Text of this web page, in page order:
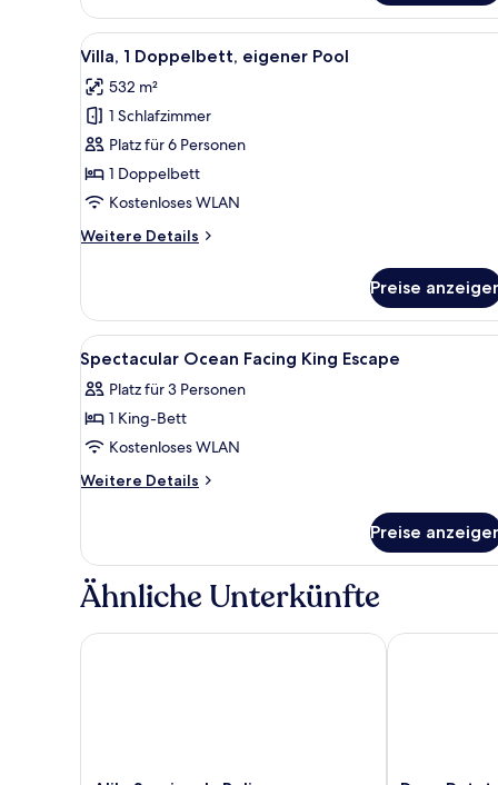
1
Doppelbett,
Balkon,
Alle
Fotos
für
Villa,
1
Doppelbett,
eigener
anzeigen
Ein moderner
9
Villa, 1 Doppelbett, eigener Pool
532 m²
1 Schlafzimmer
Platz für 6 Personen
1 Doppelbett
Kostenloses WLAN
Weitere Details
Weitere
1
Doppelbett,
eigener
Pool
Preise
Alle
Fotos
für
Spectacular
Ocean
Facing
anzeigen
Bettwäsche aus ägyptischer
6
Spectacular Ocean Facing King Escape
Platz für 3 Personen
1 King-Bett
Kostenloses WLAN
Weitere Details
Weitere
Ocean
Facing
King
Preise
Ähnliche Unterkünfte
Alila Seminyak, Bali Desa Potato